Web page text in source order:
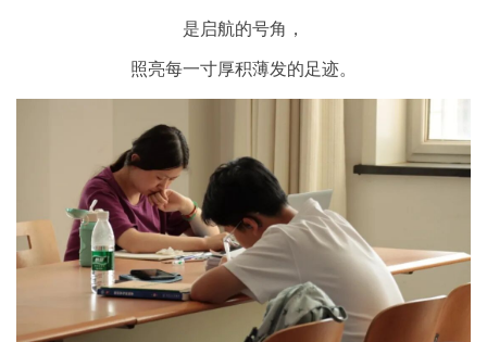
是启航的号角，
照亮每一寸厚积薄发的足迹。